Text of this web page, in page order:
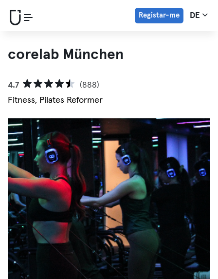
Registar-me DE
corelab München
4.7
(888)
Fitness, Pilates Reformer